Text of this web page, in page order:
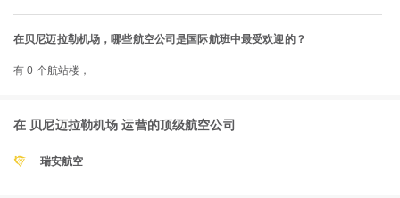
在贝尼迈拉勒机场，哪些航空公司是国际航班中最受欢迎的？
有 0 个航站楼，
在 贝尼迈拉勒机场 运营的顶级航空公司
瑞安航空